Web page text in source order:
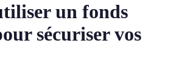
un fonds
sécuriser vos